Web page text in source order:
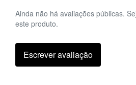
Ainda não há avaliações públicas.
este produto.
Escrever avaliação